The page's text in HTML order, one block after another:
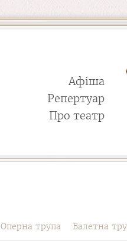
Афіша
Репертуар
Про театр
Оперна трупа Балетна